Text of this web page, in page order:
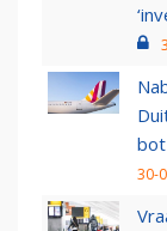
bot
30-